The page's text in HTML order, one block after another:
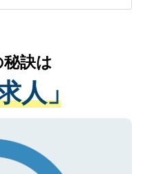
タはご本人の許可
についての厳密な
者のみに付与され
を取得済みです。
ご安心ください。
機関の状況や紹介
切なアドバイスを
ぐにご転職をされ
ポートが可能です
ださい。
訣は
人」